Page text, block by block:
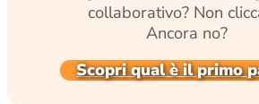
collaborativo? Non
Ancora no?
Scopri qual è il primo